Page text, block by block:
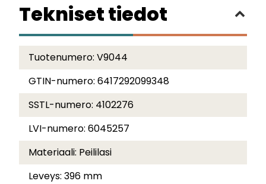
Tekniset tiedot
Tuotenumero: V9044
GTIN-numero: 6417292099348
SSTL-numero: 4102276
LVI-numero: 6045257
Materiaali: Peililasi
Leveys: 396 mm